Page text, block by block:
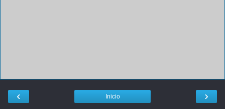
‹ ›
Inicio